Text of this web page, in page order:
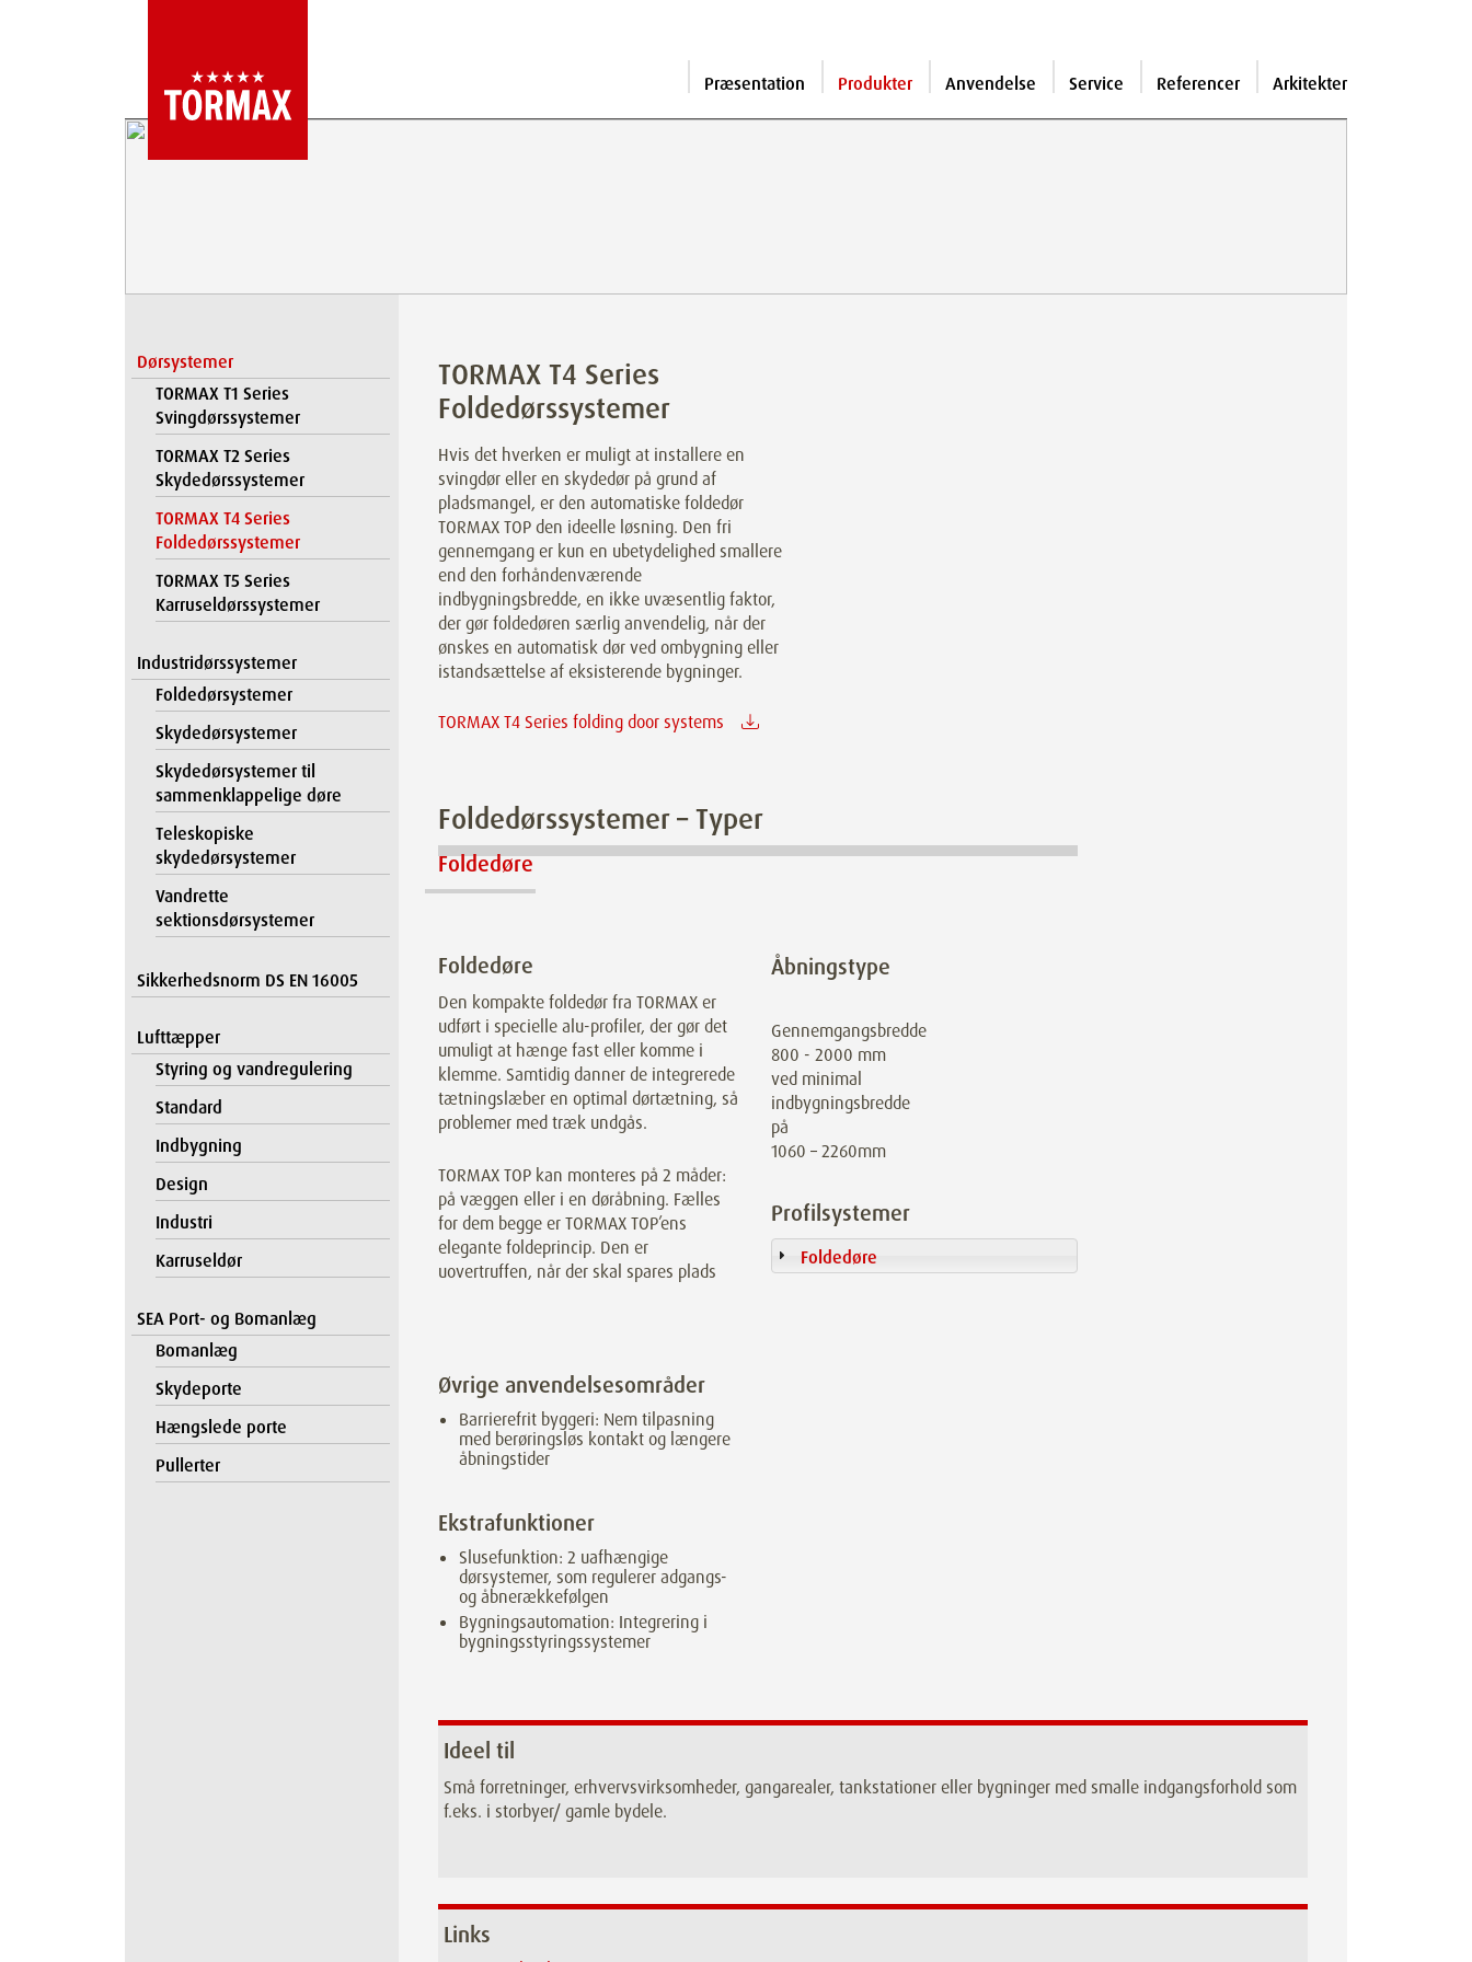
Præsentation Produkter Anvendelse Service Referencer Arkitekter
Dørsystemer
TORMAX T1 Series
Svingdørssystemer
TORMAX T2 Series
Skydedørssystemer
TORMAX T4 Series
Foldedørssystemer
TORMAX T5 Series
Karruseldørssystemer
Industridørssystemer
Foldedørsystemer
Skydedørsystemer
Skydedørsystemer til
sammenklappelige døre
Teleskopiske
skydedørsystemer
Vandrette
sektionsdørsystemer
Sikkerhedsnorm DS EN 16005
Lufttæpper
Styring og vandregulering
Standard
Indbygning
Design
Industri
Karruseldør
SEA Port- og Bomanlæg
Bomanlæg
Skydeporte
Hængslede porte
Pullerter
TORMAX T4 Series
Foldedørssystemer
Hvis det hverken er muligt at installere en
svingdør eller en skydedør på grund af
pladsmangel, er den automatiske foldedør
TORMAX TOP den ideelle løsning. Den fri
gennemgang er kun en ubetydelighed smallere
end den forhåndenværende
indbygningsbredde, en ikke uvæsentlig faktor,
der gør foldedøren særlig anvendelig, når der
ønskes en automatisk dør ved ombygning eller
istandsættelse af eksisterende bygninger.
TORMAX T4 Series folding door systems
Foldedørssystemer – Typer
Foldedøre
Foldedøre
Den kompakte foldedør fra TORMAX er
udført i specielle alu-profiler, der gør det
umuligt at hænge fast eller komme i
klemme. Samtidig danner de integrerede
tætningslæber en optimal dørtætning, så
problemer med træk undgås.
TORMAX TOP kan monteres på 2 måder:
på væggen eller i en døråbning. Fælles
for dem begge er TORMAX TOP’ens
elegante foldeprincip. Den er
uovertruffen, når der skal spares plads
Øvrige anvendelsesområder
Barrierefrit byggeri: Nem tilpasning
med berøringsløs kontakt og længere
åbningstider
Ekstrafunktioner
Slusefunktion: 2 uafhængige
dørsystemer, som regulerer adgangs-
og åbnerækkefølgen
Bygningsautomation: Integrering i
bygningsstyringssystemer
Åbningstype
Gennemgangsbredde
800 - 2000 mm
ved minimal
indbygningsbredde
på
1060 – 2260mm
Profilsystemer
Foldedøre
Ideel til
Små forretninger, erhvervsvirksomheder, gangarealer, tankstationer eller bygninger med smalle indgangsforhold som
f.eks. i storbyer/ gamle bydele.
Links